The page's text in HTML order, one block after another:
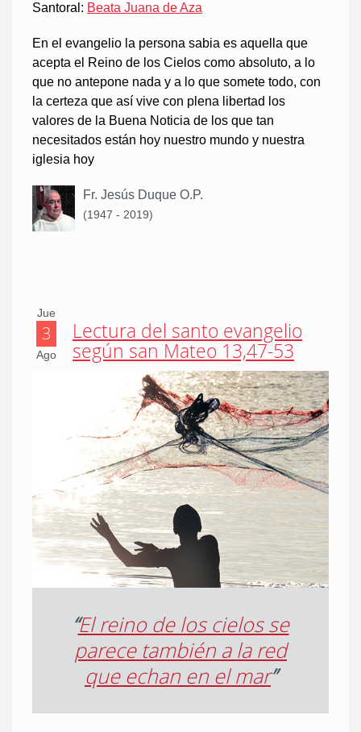
Santoral: Beata Juana de Aza
En el evangelio la persona sabia es aquella que
acepta el Reino de los Cielos como absoluto, a lo
que no antepone nada y a lo que somete todo, con
la certeza que así vive con plena libertad los
valores de la Buena Noticia de los que tan
necesitados están hoy nuestro mundo y nuestra
iglesia hoy
Fr. Jesús Duque O.P.
(1947 - 2019)
Jue
3
Ago
Lectura del santo evangelio
según san Mateo 13,47-53
“El reino de los cielos se
parece también a la red
que echan en el mar”